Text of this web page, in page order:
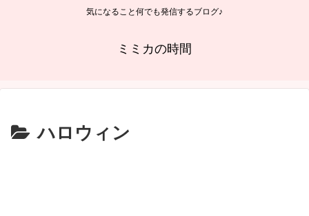
気になること何でも発信するブログ♪
ミミカの時間
ハロウィン